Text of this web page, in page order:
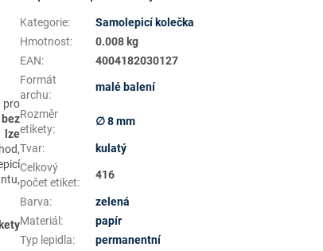
bez
lze
Kategorie:
Samolepicí kolečka
Hmotnost:
0.008 kg
EAN:
4004182030127
Formát
archu:
malé balení
Rozměr
etikety:
∅ 8 mm
Tvar:
kulatý
Celkový
počet etiket:
416
Barva:
zelená
Materiál:
papír
Typ lepidla:
permanentní